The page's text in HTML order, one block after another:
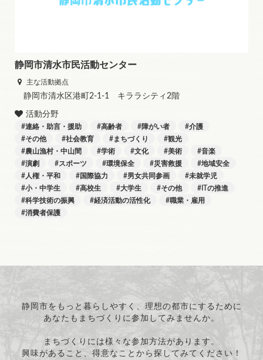
静岡市清水市民活動センター
主な活動拠点
静岡市清水区港町2-1-1 キララシティ2階
活動分野
連絡・助言・援助 高齢者 障がい者
介護
その他
社会教育 まちづくり
観光
農山漁村・中山間
学術 文化 美術
音楽
演劇
スポーツ 環境保全 災害救援
地域安全
人権・平和
国際協力 男女共同参画
未就学児
小・中学生
高校生 大学生 その他
ITの推進
科学技術の振興
経済活動の活性化
職業・雇用
消費者保護
静岡市をもっと暮らしやすく、理想の都市にするために
あなたもまちづくりに参加してみませんか。
まちづくりには様々な参加方法があります。
興味があること、得意なことから探してみてください！